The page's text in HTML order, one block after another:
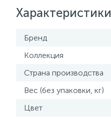
Характеристики
Бренд
Коллекция
Страна производства
Вес (без упаковки, кг)
Цвет